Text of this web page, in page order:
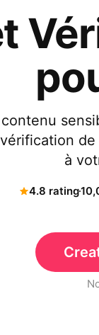
à
4.8 rating